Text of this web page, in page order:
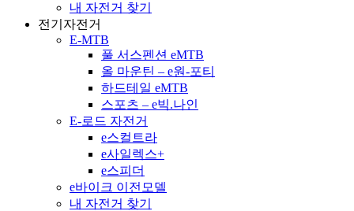
내 자전거 찾기
전기자전거
E-MTB
풀 서스펜션 eMTB
올 마운틴 – e원-포티
하드테일 eMTB
스포츠 – e빅.나인
E-로드 자전거
e스컬트라
e사일렉스+
e스피더
e바이크 이전모델
내 자전거 찾기